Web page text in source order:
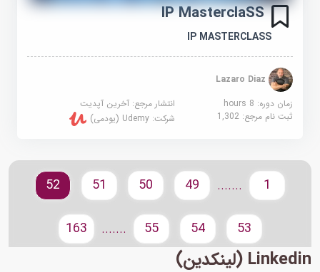
IP MasterclaSS
IP MASTERCLASS
Lazaro Diaz
زمان دوره: 8 hours
انتشار مرجع:آخرین آپدیت
ثبت نام مرجع:1,302 شرکت:Udemy (یودمی)
.......
49
50
51
52
53
54
55
.......
163
Linkedin (لینکدین)